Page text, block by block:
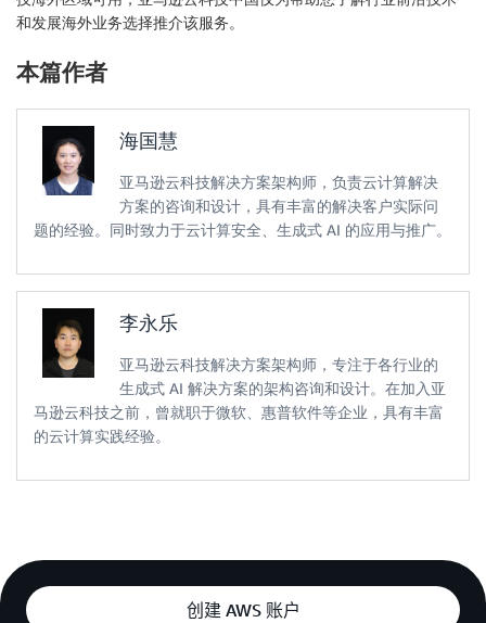
和发展海外业务选择推介该服务。
本篇作者
海国慧
亚马逊云科技解决方案架构师，负责云计算解决
方案的咨询和设计，具有丰富的解决客户实际问
题的经验。同时致力于云计算安全、生成式 AI 的应用与推广。
李永乐
亚马逊云科技解决方案架构师，专注于各行业的
生成式 AI 解决方案的架构咨询和设计。在加入亚
马逊云科技之前，曾就职于微软、惠普软件等企业，具有丰富
的云计算实践经验。
创建 AWS 账户